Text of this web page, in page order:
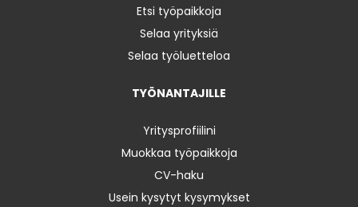
Etsi työpaikkoja
Selaa yrityksiä
Selaa työluetteloa
TYÖNANTAJILLE
Yritysprofiilini
Muokkaa työpaikkoja
CV-haku
Usein kysytyt kysymykset